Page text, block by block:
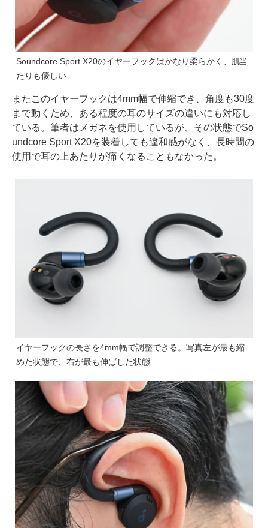
Soundcore Sport X20のイヤーフックはかなり柔らかく、肌当
たりも優しい
またこのイヤーフックは4mm幅で伸縮でき、角度も30度
まで動くため、ある程度の耳のサイズの違いにも対応し
ている。筆者はメガネを使用しているが、その状態でSo
undcore Sport X20を装着しても違和感がなく、長時間の
使用で耳の上あたりが痛くなることもなかった。
イヤーフックの長さを4mm幅で調整できる。写真左が最も縮
めた状態で、右が最も伸ばした状態